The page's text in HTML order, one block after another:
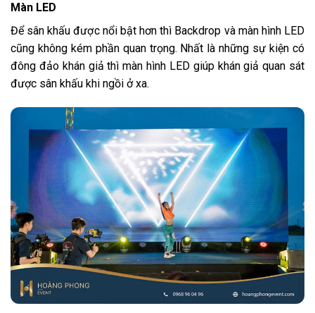
Màn LED
Để sân khấu được nổi bật hơn thì Backdrop và màn hình LED
cũng không kém phần quan trọng. Nhất là những sự kiện có
đông đảo khán giả thì màn hình LED giúp khán giả quan sát
được sân khấu khi ngồi ở xa.